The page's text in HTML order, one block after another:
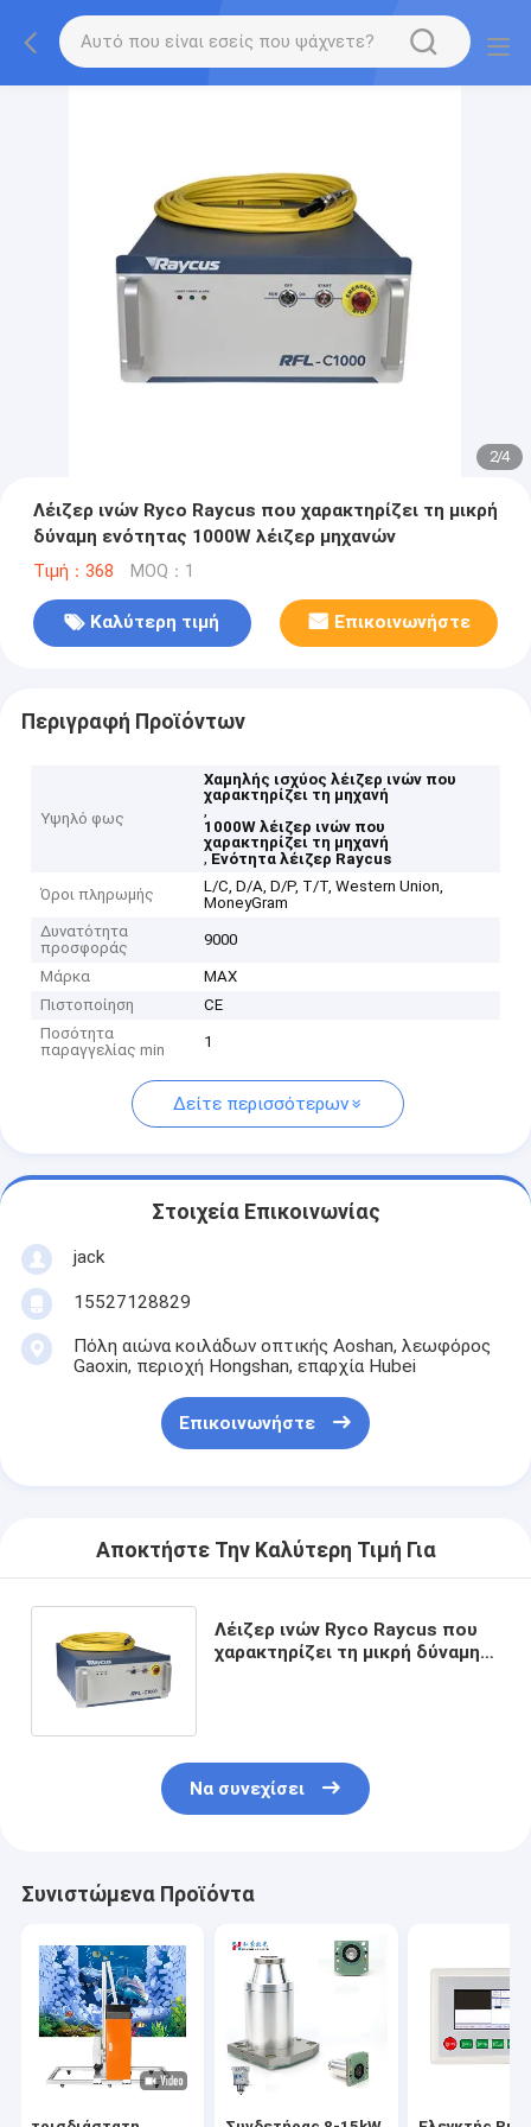
2/4
Λέιζερ ινών Ryco Raycus που χαρακτηρίζει τη μικρή
δύναμη ενότητας 1000W λέιζερ μηχανών
Τιμή：368 MOQ：1
Καλύτερη τιμή Επικοινωνήστε
Περιγραφή Προϊόντων
Υψηλό φως
Χαμηλής ισχύος λέιζερ ινών που
χαρακτηρίζει τη μηχανή
,
1000W λέιζερ ινών που
χαρακτηρίζει τη μηχανή
, Ενότητα λέιζερ Raycus
Όροι πληρωμής
L/C, D/A, D/P, T/T, Western Union,
MoneyGram
Δυνατότητα
προσφοράς
9000
Μάρκα
MAX
Πιστοποίηση
CE
Ποσότητα
παραγγελίας min
1
Δείτε περισσότερων
Στοιχεία Επικοινωνίας
jack
15527128829
Πόλη αιώνα κοιλάδων οπτικής Aoshan, λεωφόρος
Gaoxin, περιοχή Hongshan, επαρχία Hubei
Επικοινωνήστε
Αποκτήστε Την Καλύτερη Τιμή Για
Λέιζερ ινών Ryco Raycus που
χαρακτηρίζει τη μικρή δύναμη
Να συνεχίσει
Συνιστώμενα Προϊόντα